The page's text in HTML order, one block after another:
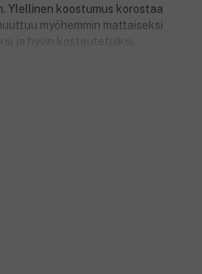
Ylellinen koostumus korostaa
myöhemmin mattaiseksi
ja hyvin kosteutetuiksi.